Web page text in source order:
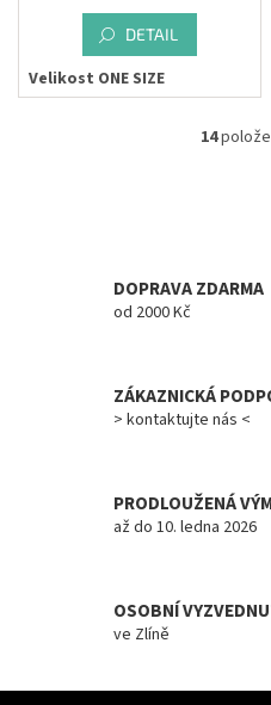
DETAIL
Velikost ONE SIZE
i
14
DOPRAVA ZDARMA
od 2000 Kč
ZÁKAZNICKÁ
> kontaktujte nás <
PRODLOUŽENÁ
až do 10. ledna 2026
OSOBNÍ
ve Zlíně